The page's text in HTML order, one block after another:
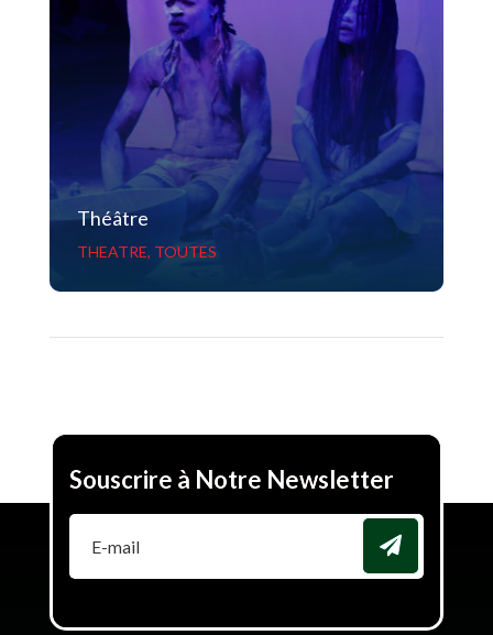
Théâtre
THEATRE, TOUTES
Souscrire à Notre Newsletter